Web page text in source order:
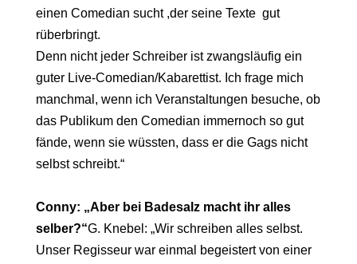
einen Comedian sucht ,der seine Texte gut
rüberbringt.
Denn nicht jeder Schreiber ist zwangsläufig ein
guter Live-Comedian/Kabarettist. Ich frage mich
manchmal, wenn ich Veranstaltungen besuche, ob
das Publikum den Comedian immernoch so gut
fände, wenn sie wüssten, dass er die Gags nicht
selbst schreibt.“
Conny: „Aber bei Badesalz macht ihr alles
selber?“G. Knebel: „Wir schreiben alles selbst.
Unser Regisseur war einmal begeistert von einer